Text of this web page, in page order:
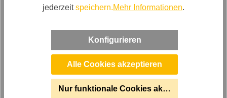
Ja (solange Vorrat reicht)
Artikel Bezeichnung
Echt Leder Eckkombination Firenze mit motorischen
jederzeitspeichern.Mehr Informationen.
Konfigurieren
Alle Cookies akzeptieren
Nur funktionale Cookies akzeptieren